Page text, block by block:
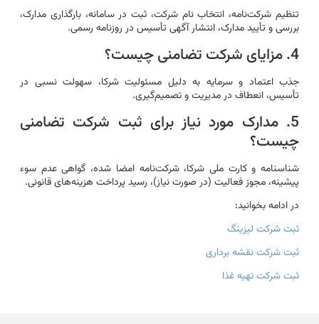
تنظیم شرکت‌نامه، انتخاب نام شرکت، ثبت در سامانه، بارگذاری مدارک،
بررسی و تأیید مدارک، انتشار آگهی تأسیس در روزنامه رسمی.
4. مزایای شرکت تضامنی چیست؟
جذب اعتماد و سرمایه به دلیل مسئولیت شرکا، سهولت نسبی در
تأسیس، انعطاف در مدیریت و تصمیم‌گیری.
5. مدارک مورد نیاز برای ثبت شرکت تضامنی
چیست؟
شناسنامه و کارت ملی شرکا، شرکت‌نامه امضا شده، گواهی عدم سوء
پیشینه، مجوز فعالیت (در صورت نیاز)، رسید پرداخت هزینه‌های قانونی.
در ادامه بخوانید:
ثبت شرکت لیزینگ
ثبت شرکت نقشه برداری
ثبت شرکت تهیه غذا